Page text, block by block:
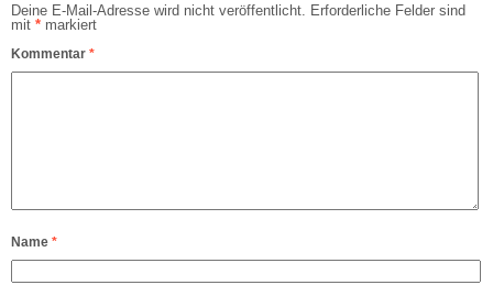
Deine E-Mail-Adresse wird nicht veröffentlicht. Erforderliche Felder sind
mit * markiert
Kommentar *
Name *